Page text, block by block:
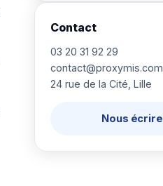
Contact
03 20 31 92 29
contact@proxymis.com
24 rue de la Cité, Lille
Nous écrire